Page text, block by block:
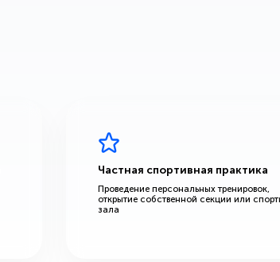
Частная спортивная практика
Проведение персональных тренировок,
открытие собственной секции или
зала